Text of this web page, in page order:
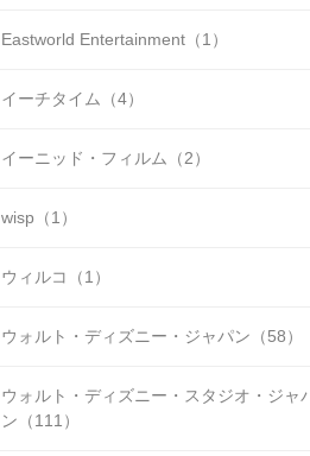
Eastworld Entertainment（1）
イーチタイム（4）
イーニッド・フィルム（2）
wisp（1）
ウィルコ（1）
ウォルト・ディズニー・ジャパン（58）
ウォルト・ディズニー・スタジオ・ジャ
ン（111）